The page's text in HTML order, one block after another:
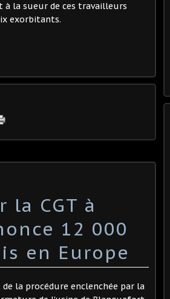
à la sueur de ces travailleurs
exorbitants.
CGT à
12 000
en Europe
la procédure enclenchée par la